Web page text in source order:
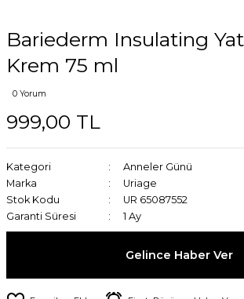
Bariederm Insulating
Krem 75 ml
0 Yorum
999,00 TL
Kategori
Anneler Günü
Marka
Uriage
Stok Kodu
UR 65087552
Garanti Süresi
1 Ay
Gelince Haber Ver